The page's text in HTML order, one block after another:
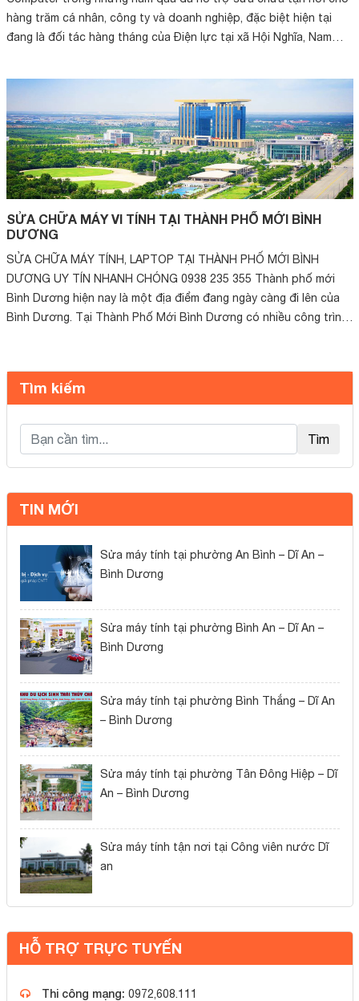
hàng trăm cá nhân, công ty và doanh nghiệp, đặc biệt hiện tại
đang là đối tác hàng tháng của Điện lực tại xã Hội Nghĩa, Nam
SỬA CHỮA MÁY VI TÍNH TẠI THÀNH PHỐ MỚI BÌNH
DƯƠNG
SỬA CHỮA MÁY TÍNH, LAPTOP TẠI THÀNH PHỐ MỚI BÌNH
DƯƠNG UY TÍN NHANH CHÓNG 0938 235 355 Thành phố mới
Bình Dương hiện nay là một địa điểm đang ngày càng đi lên của
Bình Dương. Tại Thành Phố Mới Bình Dương có nhiều công trình
Tìm kiếm
Tìm
TIN MỚI
Sửa máy tính tại phường An Bình – Dĩ An –
Bình Dương
Sửa máy tính tại phường Bình An – Dĩ An –
Bình Dương
Sửa máy tính tại phường Bình Thắng – Dĩ An
– Bình Dương
Sửa máy tính tại phường Tân Đông Hiệp – Dĩ
An – Bình Dương
Sửa máy tính tận nơi tại Công viên nước Dĩ
an
HỖ TRỢ TRỰC TUYẾN
Thi công mạng: 0972,608.111